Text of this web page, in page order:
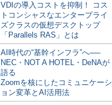
VDIの導入コストを抑制！ コス
トコンシャスなエンタープライ
ズクラスの仮想デスクトップ
「Parallels RAS」とは
AI時代の“基幹インフラ”へ──
NEC・NOT A HOTEL・DeNAが
語る
Zoomを核にしたコミュニケーシ
ョン変革とAI活用法